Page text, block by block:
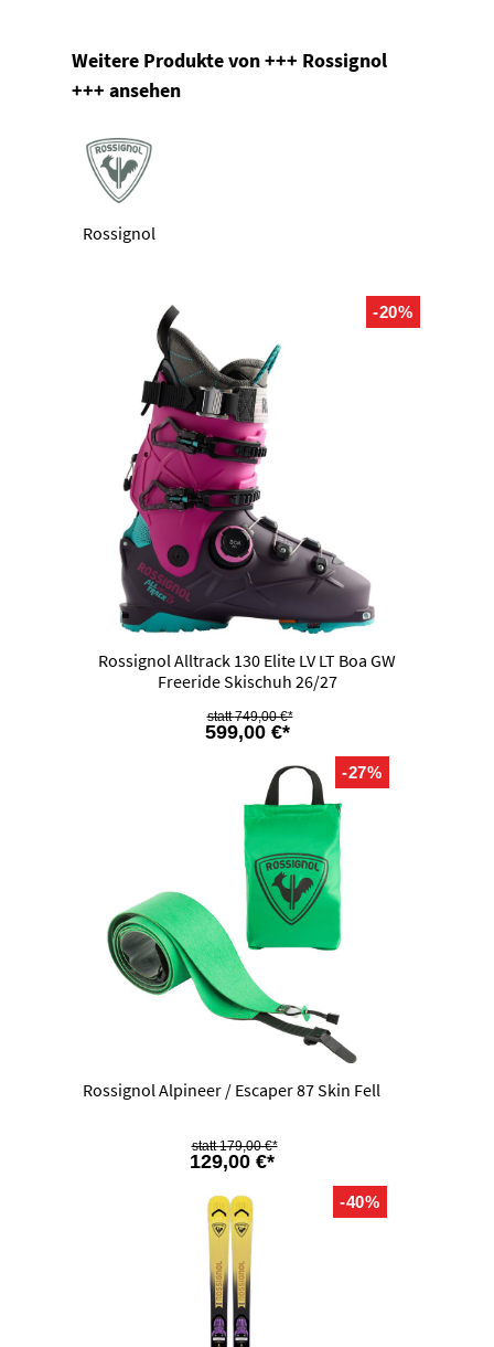
Produktgalerie überspringen
Weitere Produkte von +++ Rossignol
+++ ansehen
Rossignol
-20%
Rossignol Alltrack 130 Elite LV LT Boa GW
Freeride Skischuh 26/27
599,00 €*
749,00 €*
-27%
Rossignol Alpineer / Escaper 87 Skin Fell
129,00 €*
179,00 €*
-40%